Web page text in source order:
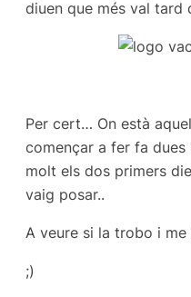
diuen que més val tard
Per cert… On està
començar a fer fa dues
molt els dos primers
vaig posar..
A veure si la trobo i
;)